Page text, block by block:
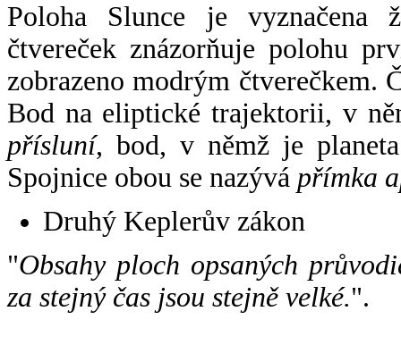
Poloha Slunce je vyznačena
čtvereček znázorňuje polohu
zobrazeno modrým čtverečkem.
Bod na eliptické trajektorii, v
přísluní, bod, v němž je
Spojnice obou se nazývá přímka
Druhý Keplerův zákon
"Obsahy ploch opsaných
za stejný čas jsou stejně velké.".